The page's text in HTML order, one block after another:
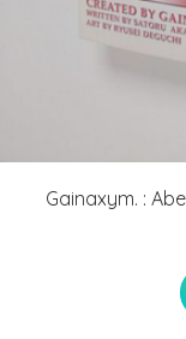
Gainaxym. :